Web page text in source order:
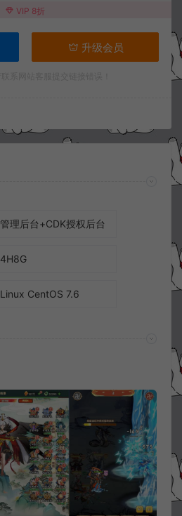
VIP 8折
升级会员
管理后台+CDK授权后台
4H8G
Linux CentOS 7.6